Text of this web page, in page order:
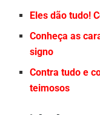
Eles dão tudo!
Conheça as
signo
Contra tudo e
teimosos